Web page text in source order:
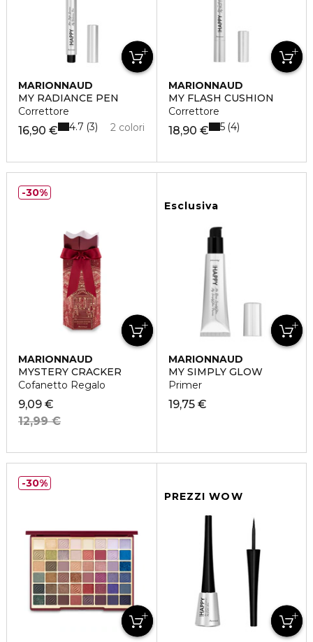
MARIONNAUD
MY RADIANCE PEN
Correttore
16,90 € 2 colori
4.7 3
MARIONNAUD
MY FLASH CUSHION
Correttore
18,90 € 5 4
MARIONNAUD
MYSTERY CRACKER
Cofanetto Regalo
9,09 €
12,99 €
30%
Esclusiva
MARIONNAUD
MY SIMPLY GLOW
Primer
19,75 €
30%
PREZZI WOW